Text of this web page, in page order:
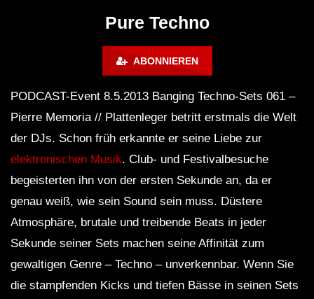
Pure Techno
ABONNIEREN
PODCAST-Event 8.5.2013 Banging Techno-Sets 061 –
Pierre Memoria // Plattenleger betritt erstmals die Welt
der DJs. Schon früh erkannte er seine Liebe zur
elektronischen Musik. Club- und Festivalbesuche
begeisterten ihn von der ersten Sekunde an, da er
genau weiß, wie sein Sound sein muss. Düstere
Atmosphäre, brutale und treibende Beats in jeder
Sekunde seiner Sets machen seine Affinität zum
gewaltigen Genre – Techno – unverkennbar. Wenn Sie
die stampfenden Kicks und tiefen Bässe in seinen Sets